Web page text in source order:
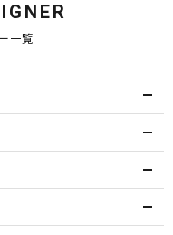
一覧